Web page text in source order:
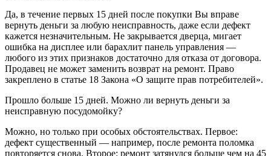
Да, в течение первых 15 дней после покупки Вы вправе
вернуть деньги за любую неисправность, даже если дефект
кажется незначительным. Не закрывается дверца, мигает
ошибка на дисплее или барахлит панель управления —
любого из этих признаков достаточно для отказа от договора.
Продавец не может заменить возврат на ремонт. Право
закреплено в статье 18 Закона «О защите прав потребителей».
Прошло больше 15 дней. Можно ли вернуть деньги за
неисправную посудомойку?
Можно, но только при особых обстоятельствах. Первое:
дефект существенный — например, после ремонта поломка
повторяется снова. Второе: ремонт затянулся больше чем на 45